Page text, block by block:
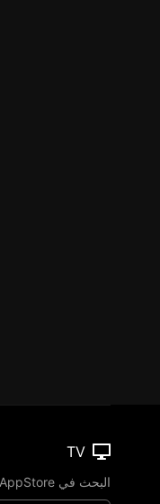
TV
البحث في AppStore